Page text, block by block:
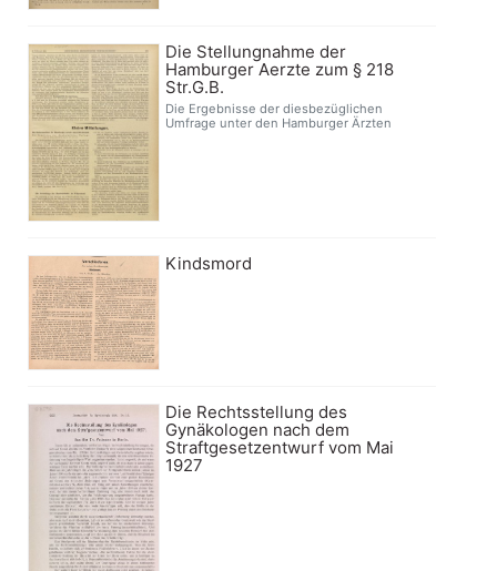
Die Stellungnahme der
Hamburger Aerzte zum § 218
Str.G.B.
Die Ergebnisse der diesbezüglichen
Umfrage unter den Hamburger Ärzten
Kindsmord
Die Rechtsstellung des
Gynäkologen nach dem
Straftgesetzentwurf vom Mai
1927